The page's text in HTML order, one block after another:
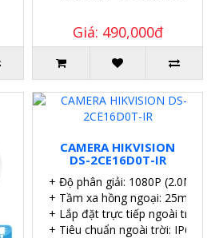
Giá: 490,000đ
CAMERA HIKVISION
DS-2CE16D0T-IR
+ Độ phân giải: 1080P (2.0MP).
+ Tầm xa hồng ngoại: 25m.
+ Lắp đặt trực tiếp ngoài trời.
+ Tiêu chuẩn ngoài trời: IP67.